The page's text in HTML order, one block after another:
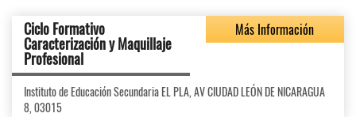
Ciclo Formativo
Caracterización y Maquillaje
Profesional
Más Información
Instituto de Educación Secundaria EL PLA, AV CIUDAD LEÓN DE NICARAGUA
8, 03015